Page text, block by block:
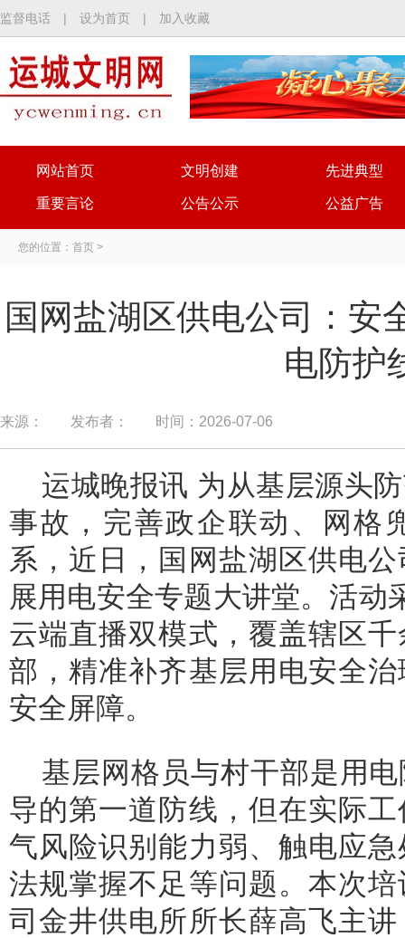
监督电话 | 设为首页 | 加入收藏
网站首页
重要言论
文明创建
公告公示
先进典型
公益广告
您的位置： 首页 >
国网盐湖区供电公司：安
电防护
来源： 发布者： 时间：2026-07-06
运城晚报讯 为从基层源头
事故，完善政企联动、网格
系，近日，国网盐湖区供电
展用电安全专题大讲堂。活动
云端直播双模式，覆盖辖区
部，精准补齐基层用电安全
安全屏障。
基层网格员与村干部是用
导的第一道防线，但在实际
气风险识别能力弱、触电应
法规掌握不足等问题。本次
司金井供电所所长薛高飞主